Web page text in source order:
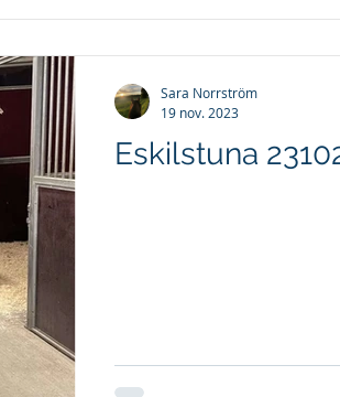
Eskilstuna
Sara Norrström
19 nov. 2023